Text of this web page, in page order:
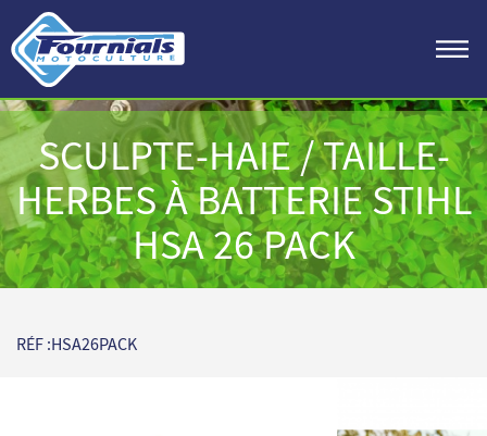
SCULPTE-HAIE / TAILLE-
HERBES À BATTERIE STIHL
HSA 26 PACK
RÉF :HSA26PACK